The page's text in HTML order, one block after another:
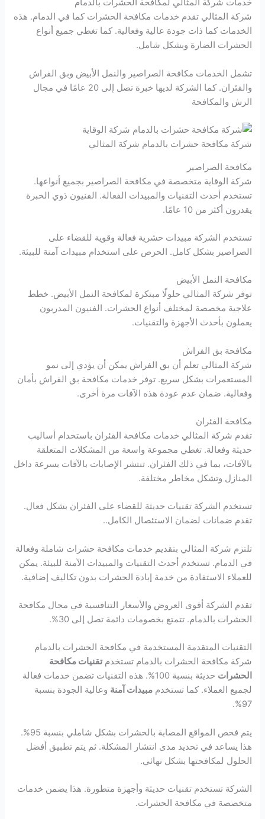
خدمات شركة المثالي لمكافحة الحشرات بالدمام
شركة المثالي تقدم خدمات مكافحة الحشرات كما في الدمام. هذه
الخدمات كما ذات جودة عالية وفعالية. كما تغطي جميع أنواع
الحشرات الضارة وبشكل شامل.
تشمل الخدمات مكافحة الصراصير والنمل الأبيض وبق الفراش
والفئران. كما الشركة لديها خبرة تصل إلى 20 عامًا في مجال
الرش والمكافحة
شركة مكافحة حشرات بالدمام شركة المثالي
مكافحة الصراصير
شركة الوقاية متخصصة في مكافحة الصراصير بجميع أنواعها.
تستخدم أحدث التقنيات والمبيدات الفعالة. الفنيون ذوي الخبرة
يقدرون أكثر من 10 عامًا.
تستخدم الشركة مبيدات حشرية فعالة وقوية للقضاء على
الصراصير بشكل كامل. الحرص على استخدام مبيدات آمنة للبيئة.
مكافحة النمل الأبيض
توفر شركة المثالي حلولًا مبتكرة لمكافحة النمل الأبيض. خطط
علاجية مخصصة لمختلف أنواع الحشرات. الفنيون المدربون
يعملون بأحدث الأجهزة والتقنيات.
مكافحة بق الفراش
شركة المثالي تعلم أن بق الفراش يمكن أن يؤدي إلى نمو
المستعمرات بشكل سريع. توفر خدمات مكافحة بق الفراش بأمان
وفعالية. ضمان عدم عودة هذه الآفات مرة أخرى.
مكافحة الفئران
تقدم شركة المثالي خدمات مكافحة الفئران باستخدام أساليب
حديثة وفعالة. تغطي مجموعة واسعة من المشكلات المتعلقة
بالآفات، بما في ذلك الفئران. تنتشر الإصابات بالآفات بسرعة داخل
المنازل وتشكل مخاطر مختلفة.
تستخدم الشركة تقنيات حديثة للقضاء على الفئران بشكل فعال.
تقدم ضمانات لضمان الاستئصال الكامل..
تلتزم شركة المثالي بتقديم خدمات مكافحة حشرات شاملة وفعالة
في الدمام. تستخدم أحدث التقنيات والمبيدات الآمنة للبيئة. يمكن
للعملاء الاستفادة من خدمة إبادة الحشرات بدون تكاليف إضافية.
تقدم الشركة أقوى العروض والأسعار التنافسية في مجال مكافحة
الحشرات بالدمام. تتمتع بخصومات دائمة تصل إلى 30%.
التقنيات المتقدمة المستخدمة في مكافحة الحشرات بالدمام
شركة مكافحة الحشرات بالدمام تستخدمتقنيات مكافحة
الحشرات
حديثة بنسبة 100%. هذه التقنيات تضمن خدمات فعالة
لجميع العملاء. كما تستخدممبيدات آمنة وعالية الجودة بنسبة
97%.
يتم فحص المواقع المصابة بالحشرات بشكل شاملي بنسبة 95%.
هذا يساعد في تحديد مدى انتشار المشكلة. ثم يتم تطبيق أفضل
الحلول لمكافحتها بشكل نهائي.
الشركة تستخدم تقنيات حديثة وأجهزة متطورة. هذا يضمن خدمات
متخصصة في مكافحة الحشرات.